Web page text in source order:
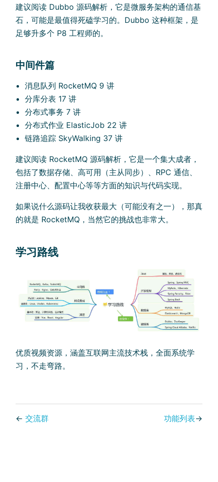
建议阅读 Dubbo 源码解析，它是微服务架构的通信基
石，可能是最值得死磕学习的。Dubbo 这种框架，是
足够升多个 P8 工程师的。
中间件篇
消息队列 RocketMQ 9 讲
分库分表 17 讲
分布式事务 7 讲
分布式作业 ElasticJob 22 讲
链路追踪 SkyWalking 37 讲
建议阅读 RocketMQ 源码解析，它是一个集大成者，
包括了数据存储、高可用（主从同步）、RPC 通信、
注册中心、配置中心等等方面的知识与代码实现。
如果说什么源码让我收获最大（可能没有之一），那真
的就是 RocketMQ，当然它的挑战也非常大。
学习路线
优质视频资源，涵盖互联网主流技术栈，全面系统学
习，不走弯路。
← 交流群 功能列表→